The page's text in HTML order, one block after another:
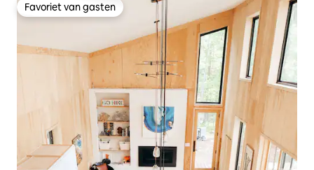
Favoriet van gasten
Favoriet van gasten